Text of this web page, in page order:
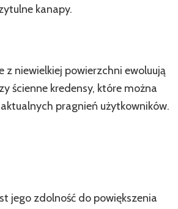
kanapy.
z niewielkiej powierzchni ewoluują
ścienne kredensy, które można
pragnień użytkowników.
jego zdolność do powiększenia